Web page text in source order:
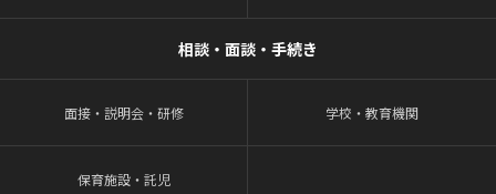
相談・面談・手続き
面接・説明会・研修 学校・教育機関
保育施設・託児